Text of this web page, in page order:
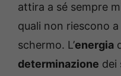
attira a sé sempre
quali non riescono
schermo. L’energia
determinazione dei